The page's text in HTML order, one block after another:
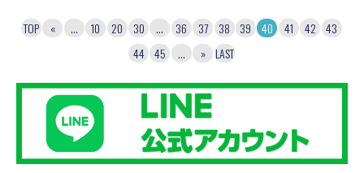
TOP « ... 10 20 30 ... 36 37 38 39 40 41 42
43
44 45 ... » LAST